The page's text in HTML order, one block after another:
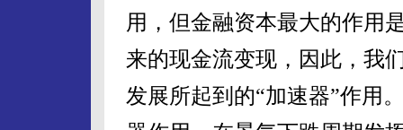
用，但金融资本最大的作用
来的现金流变现，因此，我
发展所起到的“加速器”作用